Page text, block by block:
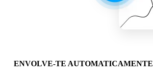
ENVOLVE-TE AUTOMATICAMENTE